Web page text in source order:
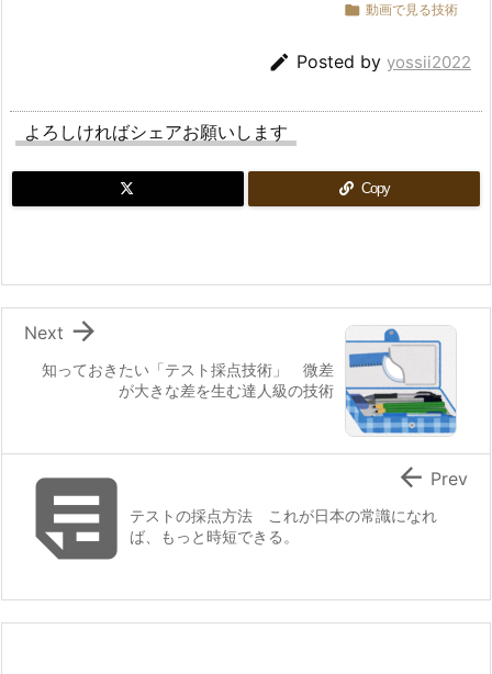
 動画で見る技術
 Posted by yossii2022
よろしければシェアお願いします
Copy
知っておきたい「テスト採点技術」 微差
が大きな差を生む達人級の技術

Next
テストの採点方法 これが日本の常識になれ
ば、もっと時短できる。
 Prev